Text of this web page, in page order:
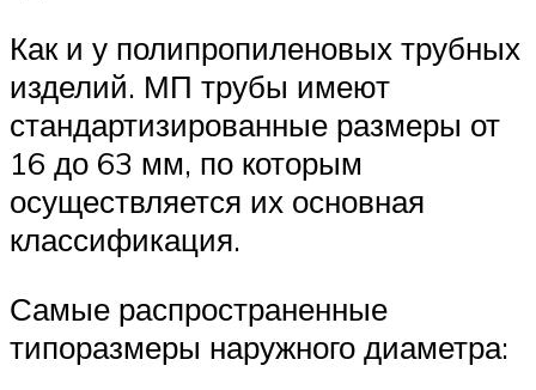
Как и у полипропиленовых трубных
изделий. МП трубы имеют
стандартизированные размеры от
16 до 63 мм, по которым
осуществляется их основная
классификация.
Самые распространенные
типоразмеры наружного диаметра: